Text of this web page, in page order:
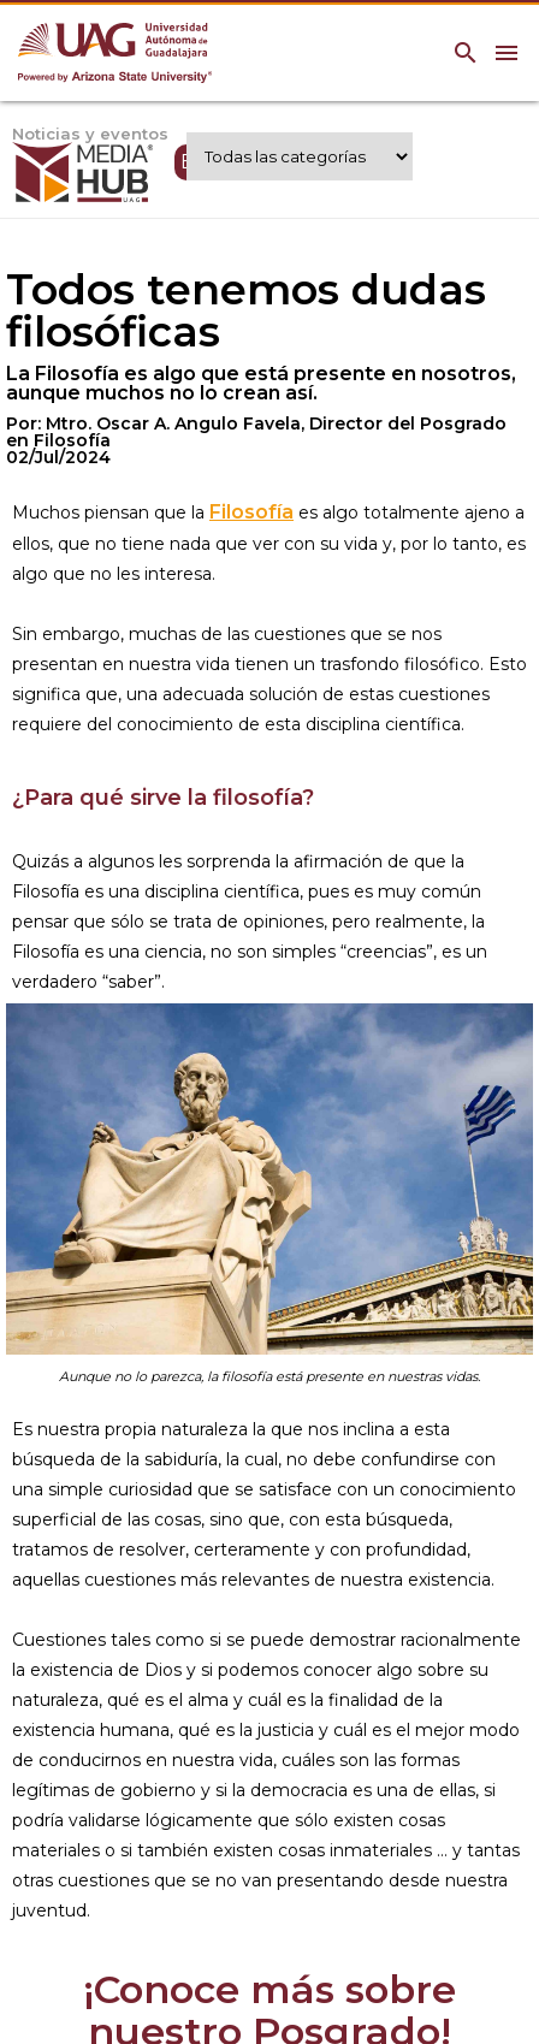
menu
search
Noticias y eventos
Expertos UAG
Todos tenemos dudas
filosóficas
La Filosofía es algo que está presente en nosotros,
aunque muchos no lo crean así.
Por: Mtro. Oscar A. Angulo Favela, Director del Posgrado
en Filosofía
02/Jul/2024
Muchos piensan que la Filosofía es algo totalmente ajeno a
ellos, que no tiene nada que ver con su vida y, por lo tanto, es
algo que no les interesa.
Sin embargo, muchas de las cuestiones que se nos
presentan en nuestra vida tienen un trasfondo filosófico. Esto
significa que, una adecuada solución de estas cuestiones
requiere del conocimiento de esta disciplina científica.
¿Para qué sirve la filosofía?
Quizás a algunos les sorprenda la afirmación de que la
Filosofía es una disciplina científica, pues es muy común
pensar que sólo se trata de opiniones, pero realmente, la
Filosofía es una ciencia, no son simples “creencias”, es un
verdadero “saber”.
Aunque no lo parezca, la filosofía está presente en nuestras vidas.
Es nuestra propia naturaleza la que nos inclina a esta
búsqueda de la sabiduría, la cual, no debe confundirse con
una simple curiosidad que se satisface con un conocimiento
superficial de las cosas, sino que, con esta búsqueda,
tratamos de resolver, certeramente y con profundidad,
aquellas cuestiones más relevantes de nuestra existencia.
Cuestiones tales como si se puede demostrar racionalmente
la existencia de Dios y si podemos conocer algo sobre su
naturaleza, qué es el alma y cuál es la finalidad de la
existencia humana, qué es la justicia y cuál es el mejor modo
de conducirnos en nuestra vida, cuáles son las formas
legítimas de gobierno y si la democracia es una de ellas, si
podría validarse lógicamente que sólo existen cosas
materiales o si también existen cosas inmateriales … y tantas
otras cuestiones que se no van presentando desde nuestra
juventud.
¡Conoce más sobre
nuestro Posgrado!